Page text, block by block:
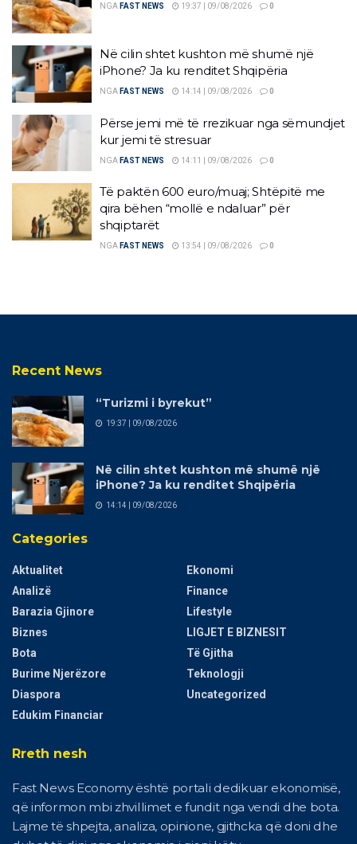
NGA FAST NEWS 19:37 | 09/08/2026 0
Në cilin shtet kushton më shumë një
iPhone? Ja ku renditet Shqipëria
NGA FAST NEWS 14:14 | 09/08/2026 0
Përse jemi më të rrezikuar nga sëmundjet
kur jemi të stresuar
NGA FAST NEWS 14:11 | 09/08/2026 0
Të paktën 600 euro/muaj; Shtëpitë me
qira bëhen “mollë e ndaluar” për
shqiptarët
NGA FAST NEWS 13:54 | 09/08/2026 0
Recent News
“Turizmi i byrekut”
19:37 | 09/08/2026
Në cilin shtet kushton më shumë një
iPhone? Ja ku renditet Shqipëria
14:14 | 09/08/2026
Categories
Aktualitet
Analizë
Barazia Gjinore
Biznes
Bota
Burime Njerëzore
Diaspora
Edukim Financiar
Ekonomi
Finance
Lifestyle
LIGJET E BIZNESIT
Të Gjitha
Teknologji
Uncategorized
Rreth nesh
Fast News Economy është portali dedikuar ekonomisë,
që informon mbi zhvillimet e fundit nga vendi dhe bota.
Lajme të shpejta, analiza, opinione, gjithcka që doni dhe